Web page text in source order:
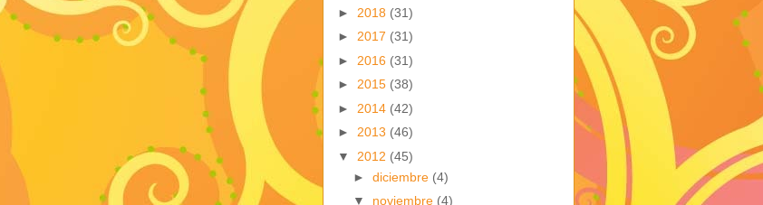
► 2018 (31)
► 2017 (31)
► 2016 (31)
► 2015 (38)
► 2014 (42)
► 2013 (46)
▼ 2012 (45)
► diciembre (4)
▼ noviembre (4)